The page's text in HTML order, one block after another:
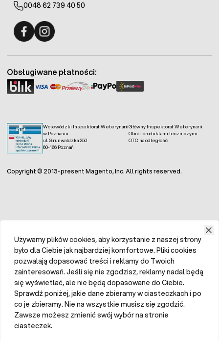
0048 62 739 40 50
Wojewódzki Inspektorat Weterynarii
w Poznaniu
ul. Grunwaldzka 250
60-166 Poznań
Główny Inspektorat Weterynarii
Obrót produktami leczniczymi
OTC na odległość
Obsługiwane płatności:
Copyright © 2013-present Magento, Inc. All rights reserved.
Używamy plików cookies, aby korzystanie z naszej strony
było dla Ciebie jak najbardziej komfortowe. Pliki cookies
pozwalają dopasować treści i reklamy do Twoich
zainteresowań. Jeśli się nie zgodzisz, reklamy nadal będą
się wyświetlać, ale nie będą dopasowane do Ciebie.
Sprawdź poniżej, jakie dane zbieramy w ciasteczkach i po
co je zbieramy. Nie na wszystkie musisz się zgodzić.
Zawsze możesz zmienić swój wybór na stronie
ciasteczek.